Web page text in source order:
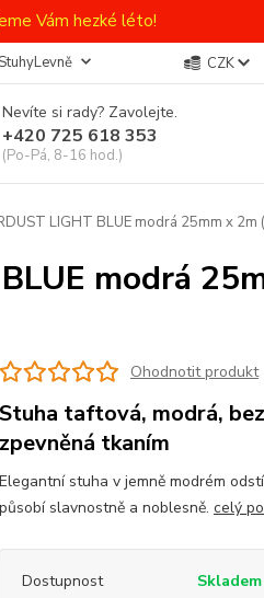
Vám hezké léto!
CZK
Nevíte si rady? Zavolejte.
+420 725 618 353
(Po-Pá, 8-16 hod.)
LIGHT BLUE modrá 25mm x 2m
modrá
Ohodnotit produkt
Stuha taftová, modrá,
zpevněná tkaním
Elegantní stuha v jemně modrém
působí slavnostně a noblesně. celý
Dostupnost